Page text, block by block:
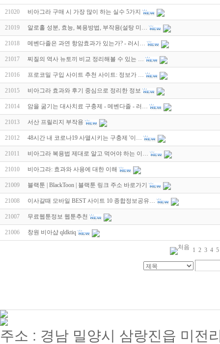
21020 비아그라 구매 시 가장 많이 하는 실수 5가지
21019 알로홀 성분, 효능, 복용방법, 부작용(설탕 미…
21018 메벤다졸은 과연 항암효과가 있는가? - 러시…
21017 찌질의 역사 뉴토끼 비교 정리해볼 수 있는 …
21016 프로코밀 구입 사이트 추천 사이트: 정보가 …
21015 비아그라 효과와 후기 중심으로 정리한 정보
21014 암을 굶기는 대사치료 구충제 - 메벤다졸 - 러…
21013 서산 프릴리지 부작용
21012 48시간 내 코로나19 사멸시키는 구충제 '이…
21011 비아그라 복용법 제대로 알고 먹어야 하는 이…
21010 비아그라: 효과와 사용에 대한 이해
21009 블랙툰 | BlackToon | 블랙툰 링크 주소 바로가기
21008 이사갈때 모바일 BEST 사이트 10 종합정보공유…
21007 무료웹툰정보 웹툰추천
21006 창원 비아샵 qldktiq
1 2 3 4 5
주소 : 경남 밀양시 삼랑진읍 미전